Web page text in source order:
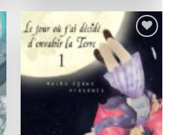
Ajouter
à la
wishlist